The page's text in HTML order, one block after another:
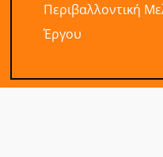
Περιβαλλοντική
Έργου